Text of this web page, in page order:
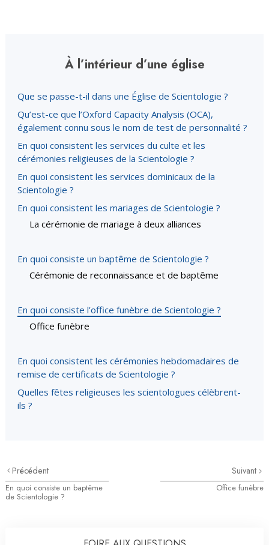
À l’intérieur d’une église
Que se passe-t-il dans une Église de Scientologie ?
Qu’est-ce que l’Oxford Capacity Analysis (OCA),
également connu sous le nom de test de personnalité ?
En quoi consistent les services du culte et les
cérémonies religieuses de la Scientologie ?
En quoi consistent les services dominicaux de la
Scientologie ?
En quoi consistent les mariages de Scientologie ?
La cérémonie de mariage à deux alliances
En quoi consiste un baptême de Scientologie ?
Cérémonie de reconnaissance et de baptême
En quoi consiste l’office funèbre de Scientologie ?
Office funèbre
En quoi consistent les cérémonies hebdomadaires de
remise de certificats de Scientologie ?
Quelles fêtes religieuses les scientologues célèbrent-
ils ?
Précédent
En quoi consiste un baptême
de Scientologie ?
Suivant
Office funèbre